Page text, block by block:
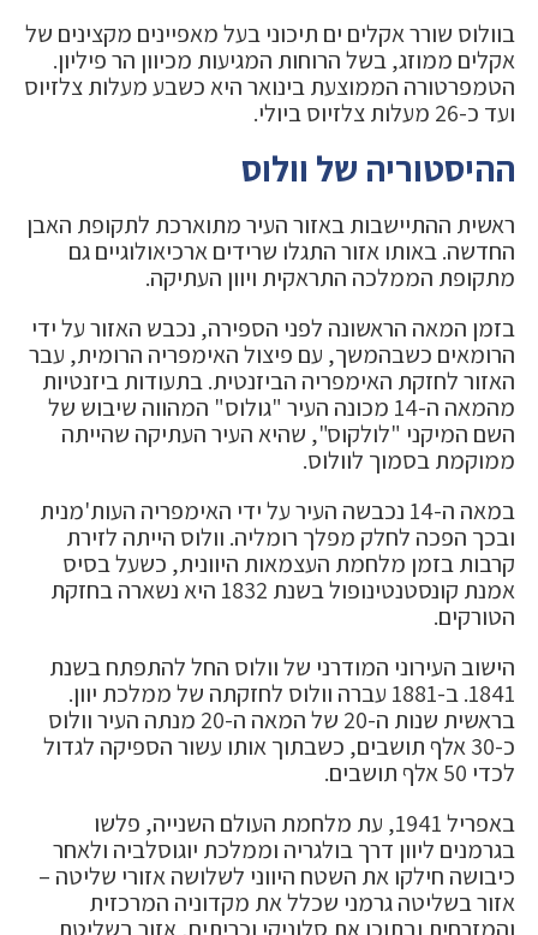
בוולוס שורר אקלים ים תיכוני בעל מאפיינים מקצינים של
אקלים ממוזג, בשל הרוחות המגיעות מכיוון הר פיליון.
הטמפרטורה הממוצעת בינואר היא כשבע מעלות צלזיוס
ועד כ-26 מעלות צלזיוס ביולי.
ההיסטוריה של וולוס
ראשית ההתיישבות באזור העיר מתוארכת לתקופת האבן
החדשה. באותו אזור התגלו שרידים ארכיאולוגיים גם
מתקופת הממלכה התראקית ויוון העתיקה.
בזמן המאה הראשונה לפני הספירה, נכבש האזור על ידי
הרומאים כשבהמשך, עם פיצול האימפריה הרומית, עבר
האזור לחזקת האימפריה הביזנטית. בתעודות ביזנטיות
מהמאה ה-14 מכונה העיר "גולוס" המהווה שיבוש של
השם המיקני "לולקוס", שהיא העיר העתיקה שהייתה
ממוקמת בסמוך לוולוס.
במאה ה-14 נכבשה העיר על ידי האימפריה העות'מנית
ובכך הפכה לחלק מפלך רומליה. וולוס הייתה לזירת
קרבות בזמן מלחמת העצמאות היוונית, כשעל בסיס
אמנת קונסטנטינופול בשנת 1832 היא נשארה בחזקת
הטורקים.
הישוב העירוני המודרני של וולוס החל להתפתח בשנת
1841. ב-1881 עברה וולוס לחזקתה של ממלכת יוון.
בראשית שנות ה-20 של המאה ה-20 מנתה העיר וולוס
כ-30 אלף תושבים, כשבתוך אותו עשור הספיקה לגדול
לכדי 50 אלף תושבים.
באפריל 1941, עת מלחמת העולם השנייה, פלשו
בגרמנים ליוון דרך בולגריה וממלכת יוגוסלביה ולאחר
כיבושה חילקו את השטח היווני לשלושה אזורי שליטה –
אזור בשליטה גרמני שכלל את מקדוניה המרכזית